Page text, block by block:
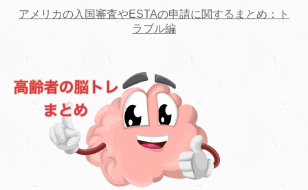
アメリカの入国審査やESTAの申請に関するまとめ：ト
ラブル編